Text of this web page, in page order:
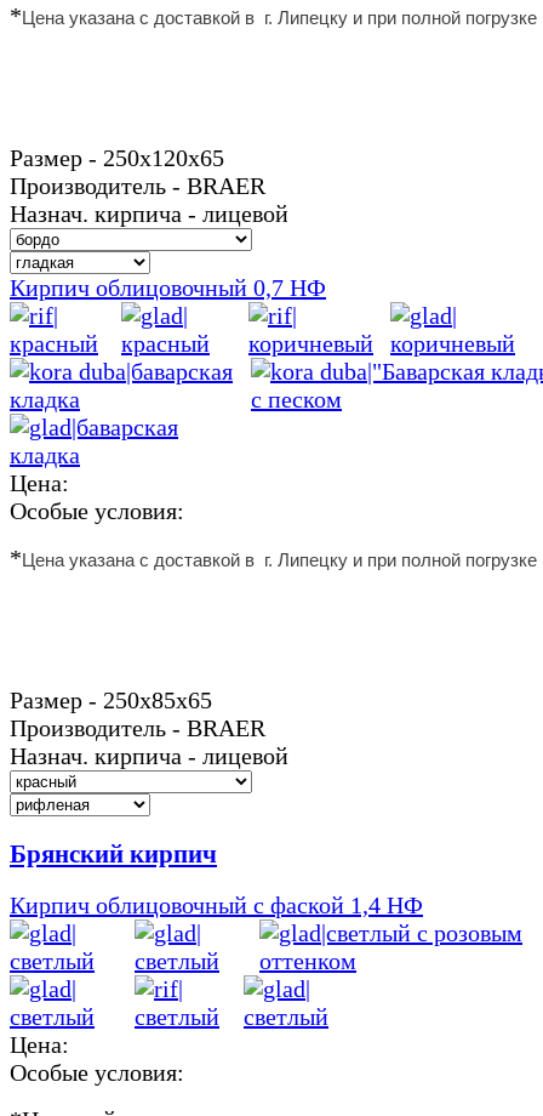
*Цена указана с доставкой в г. Липецку и при полной
Размер - 250х120х65
Производитель - BRAER
Назнач. кирпича - лицевой
Кирпич облицовочный 0,7 НФ
Цена:
Особые условия:
*Цена указана с доставкой в г. Липецку и при полной
Размер - 250х85х65
Производитель - BRAER
Назнач. кирпича - лицевой
Брянский кирпич
Кирпич облицовочный с фаской 1,4 НФ
Цена:
Особые условия: